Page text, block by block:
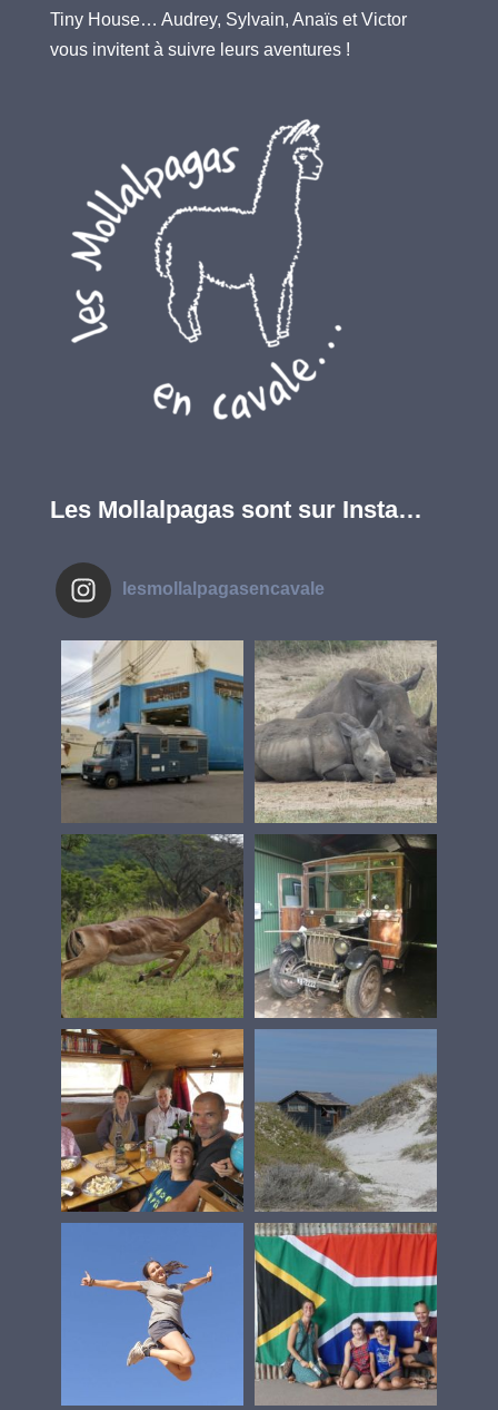
Tiny House… Audrey, Sylvain, Anaïs et Victor
vous invitent à suivre leurs aventures !
Les Mollalpagas sont sur Insta…
lesmollalpagasencavale